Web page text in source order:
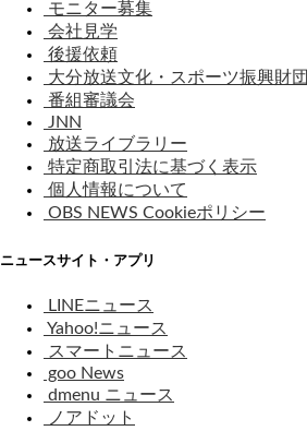
モニター募集
会社見学
後援依頼
大分放送文化・スポーツ振興財団
番組審議会
JNN
放送ライブラリー
特定商取引法に基づく表示
個人情報について
OBS NEWS Cookieポリシー
ニュースサイト・アプリ
LINEニュース
Yahoo!ニュース
スマートニュース
goo News
dmenu ニュース
ノアドット